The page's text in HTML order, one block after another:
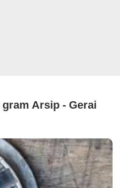
Arsip - Gerai